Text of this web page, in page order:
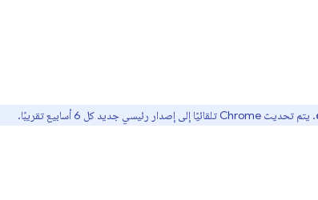
. يتم تحديث Chrome تلقائيًا إلى إصدار رئيسي جديد كل 6 أسابيع تقريبًا.